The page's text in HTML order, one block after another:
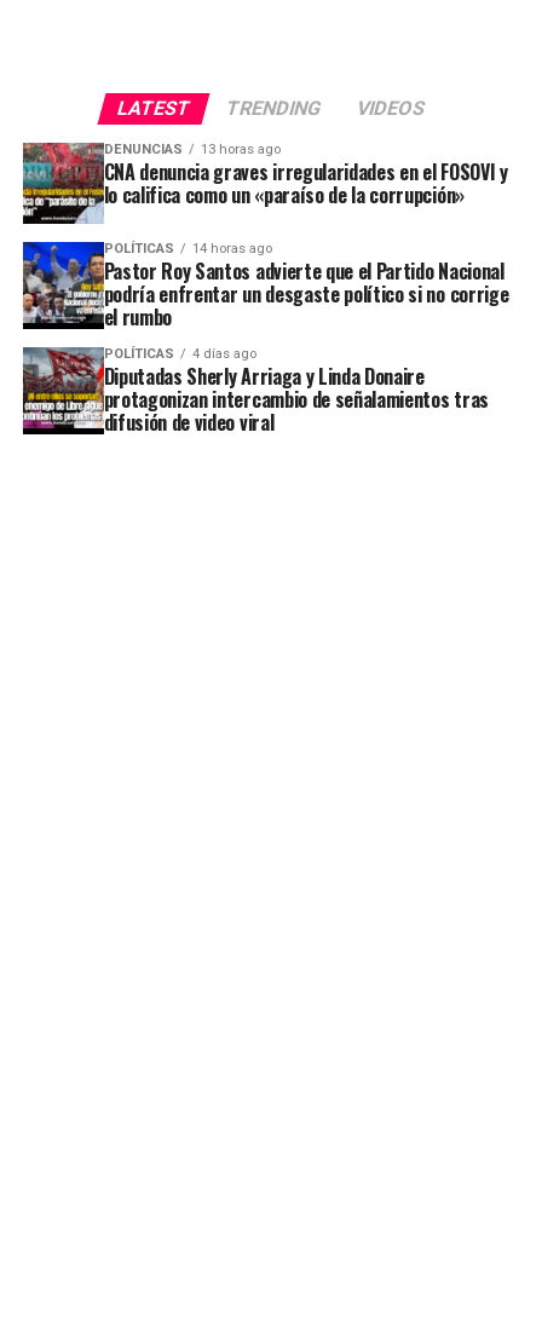
LATEST TRENDING VIDEOS
DENUNCIAS 13 horas ago
CNA denuncia graves irregularidades en el FOSOVI y
lo califica como un «paraíso de la corrupción»
POLÍTICAS 14 horas ago
Pastor Roy Santos advierte que el Partido Nacional
podría enfrentar un desgaste político si no corrige
el rumbo
POLÍTICAS 4 días ago
Diputadas Sherly Arriaga y Linda Donaire
protagonizan intercambio de señalamientos tras
difusión de video viral